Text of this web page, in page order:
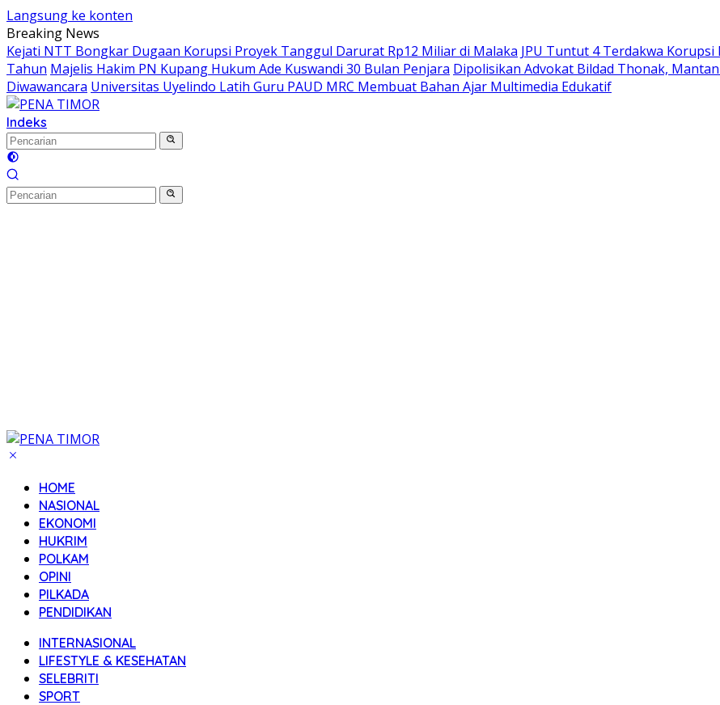
Langsung ke konten
Breaking News
Kejati NTT Bongkar Dugaan Korupsi Proyek Tanggul Darurat Rp12 Miliar di Malaka JPU Tuntut 4 Terdakwa
Tahun Majelis Hakim PN Kupang Hukum Ade Kuswandi 30 Bulan Penjara Dipolisikan Advokat Bildad Thonak,
Diwawancara Universitas Uyelindo Latih Guru PAUD MRC Membuat Bahan Ajar Multimedia Edukatif
Indeks
HOME
NASIONAL
EKONOMI
HUKRIM
POLKAM
OPINI
PILKADA
PENDIDIKAN
INTERNASIONAL
LIFESTYLE & KESEHATAN
SELEBRITI
SPORT